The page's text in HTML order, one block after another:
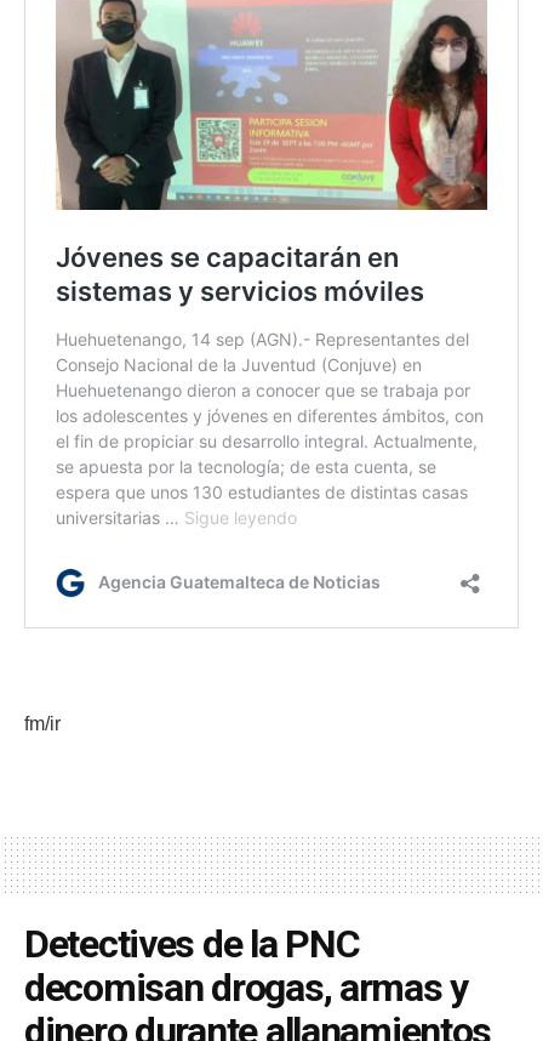
fm/ir
Detectives de la PNC
decomisan drogas, armas y